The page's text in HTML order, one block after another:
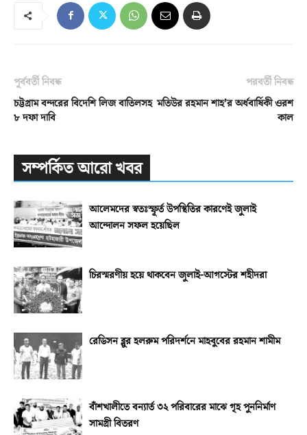
পূর্ববর্তী নিবন্ধ
চট্টগ্রাম বন্দরের বিদেশি লিজ বাতিলসহ
৮ দফা দাবি
পরবর্তী নিবন্ধ
মতিউর রহমান শাহ’র অর্ধবার্ষিকী ওরশ
কাল
সম্পর্কিত আরো খবর
আলেমদের স্বতঃস্ফূর্ত উপস্থিতির কারণেই জুলাই
আন্দোলন সফল হয়েছিল
চিরস্মরণীয় হয়ে থাকবেন জুলাই-আগস্টের শহীদরা
রেডিসন ব্লুর হলরুম পরিদর্শনে মাহবুবের রহমান শামীম
বাঁশখালীতে বন্যার্ত ৩২ পরিবারের মাঝে গৃহ পুননির্মাণ
সামগ্রী বিতরণ